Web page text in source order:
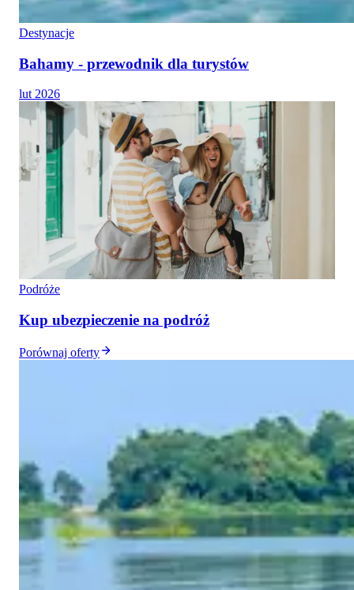
Destynacje
Bahamy - przewodnik dla turystów
lut 2026
Podróże
Kup ubezpieczenie na podróż
Porównaj oferty